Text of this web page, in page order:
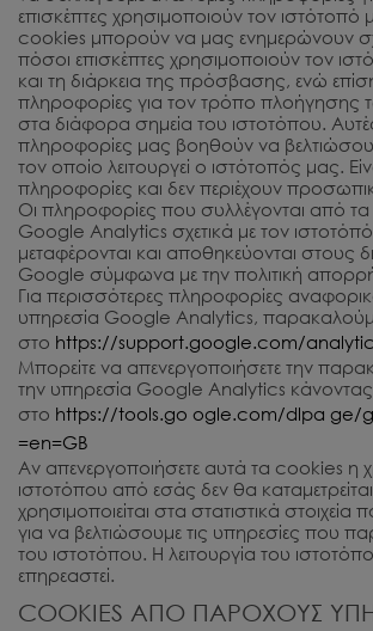
επισκέπτες χρησιμοποιούν τον ιστότοπό
cookies μπορούν να μας ενημερώνουν
πόσοι επισκέπτες χρησιμοποιούν τον
και τη διάρκεια της πρόσβασης, ενώ
πληροφορίες για τον τρόπο πλοήγησης
στα διάφορα σημεία του ιστοτόπου.
πληροφορίες μας βοηθούν να
τον οποίο λειτουργεί ο ιστότοπός μας.
πληροφορίες και δεν περιέχουν
Οι πληροφορίες που συλλέγονται από
Google Analytics σχετικά με τον
μεταφέρονται και αποθηκεύονται στους
Google σύμφωνα με την πολιτική
Για περισσότερες πληροφορίες
υπηρεσία Google Analytics, παρακαλούμε
στο https://support.google.com/
Μπορείτε να απενεργοποιήσετε την
την υπηρεσία Google Analytics κάνοντας
στο https://tools.go ogle.com/dlpa ge/
=en=GB
Αν απενεργοποιήσετε αυτά τα cookies η
ιστοτόπου από εσάς δεν θα
χρησιμοποιείται στα στατιστικά στοιχεία
για να βελτιώσουμε τις υπηρεσίες που
του ιστοτόπου. Η λειτουργία του
επηρεαστεί.
COOKIES ΑΠΟ ΠΑΡΟΧΟΥΣ